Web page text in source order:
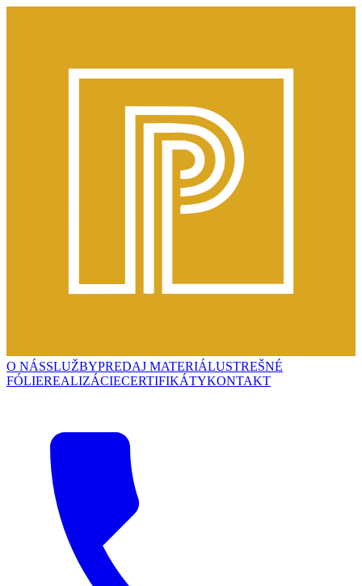
O NÁSSLUŽBYPREDAJ MATERIÁLUSTREŠNÉ
FÓLIEREALIZÁCIECERTIFIKÁTYKONTAKT